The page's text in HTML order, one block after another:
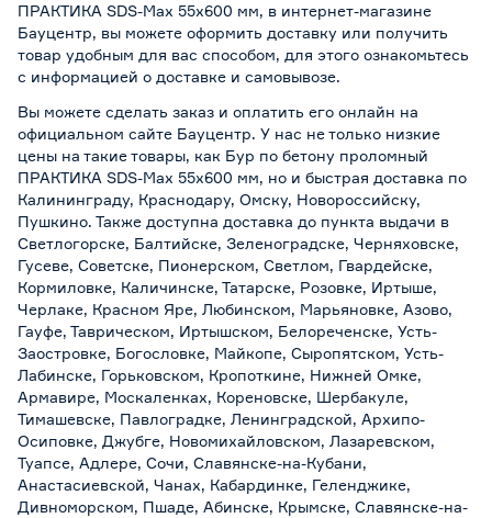
ПРАКТИКА SDS-Max 55х600 мм, в интернет-магазине
Бауцентр, вы можете оформить доставку или получить
товар удобным для вас способом, для этого ознакомьтесь
с информацией о доставке и самовывозе.
Вы можете сделать заказ и оплатить его онлайн на
официальном сайте Бауцентр. У нас не только низкие
цены на такие товары, как Бур по бетону проломный
ПРАКТИКА SDS-Max 55х600 мм, но и быстрая доставка по
Калининграду, Краснодару, Омску, Новороссийску,
Пушкино. Также доступна доставка до пункта выдачи в
Светлогорске, Балтийске, Зеленоградске, Черняховске,
Гусеве, Советске, Пионерском, Светлом, Гвардейске,
Кормиловке, Каличинске, Татарске, Розовке, Иртыше,
Черлаке, Красном Яре, Любинском, Марьяновке, Азово,
Гауфе, Таврическом, Иртышском, Белореченске, Усть-
Заостровке, Богословке, Майкопе, Сыропятском, Усть-
Лабинске, Горьковском, Кропоткине, Нижней Омке,
Армавире, Москаленках, Кореновске, Шербакуле,
Тимашевске, Павлоградке, Ленинградской, Архипо-
Осиповке, Джубге, Новомихайловском, Лазаревском,
Туапсе, Адлере, Сочи, Славянске-на-Кубани,
Анастасиевской, Чанах, Кабардинке, Геленджике,
Дивноморском, Пшаде, Абинске, Крымске, Славянске-на-